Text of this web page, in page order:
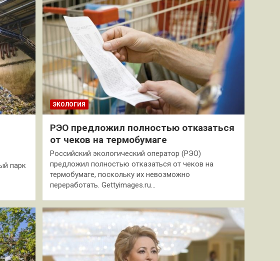
парк
ЭКОЛОГИЯ
РЭО предложил полностью отказаться
от чеков на термобумаге
Российский экологический оператор (РЭО)
предложил полностью отказаться от чеков на
термобумаге, поскольку их невозможно
переработать. Gettyimages.ru…